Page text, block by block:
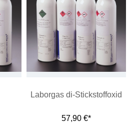
Laborgas di-Stickstoffoxid
57,90 €*